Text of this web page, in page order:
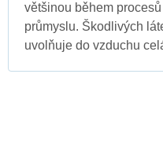
většinou během
průmyslu. Škodlivých
uvolňuje do vzduchu